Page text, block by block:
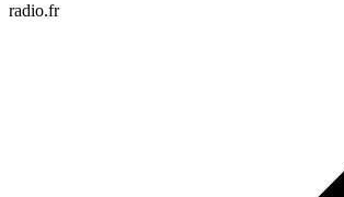
radio.fr